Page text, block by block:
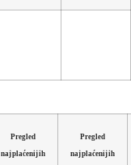
Pregled
najplaćenijih
Pregled
najplaćenijih